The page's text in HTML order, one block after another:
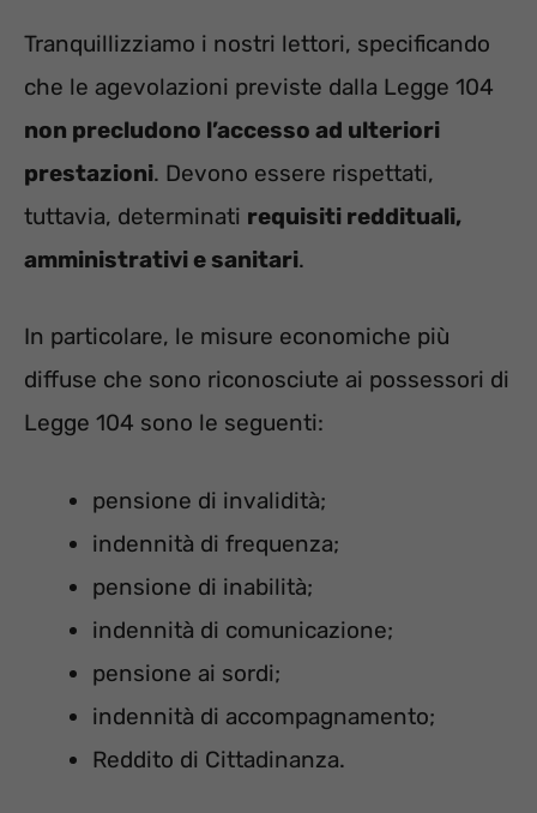
Tranquillizziamo i nostri lettori, specificando
che le agevolazioni previste dalla Legge 104
non precludono l’accesso ad ulteriori
prestazioni. Devono essere rispettati,
tuttavia, determinati requisiti reddituali,
amministrativi e sanitari.
In particolare, le misure economiche più
diffuse che sono riconosciute ai possessori di
Legge 104 sono le seguenti:
pensione di invalidità;
indennità di frequenza;
pensione di inabilità;
indennità di comunicazione;
pensione ai sordi;
indennità di accompagnamento;
Reddito di Cittadinanza.